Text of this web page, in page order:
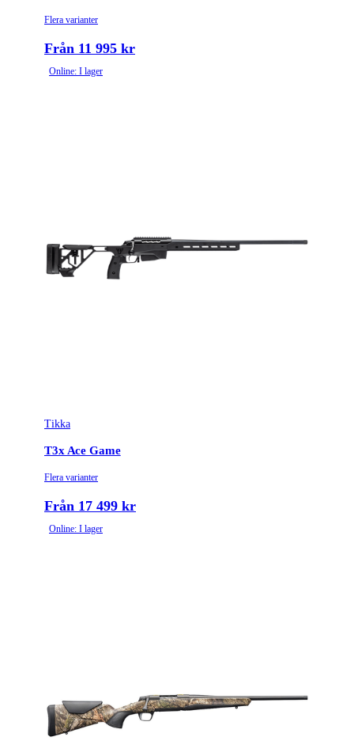
Flera varianter
Från 11 995 kr
Online: I lager
Tikka
T3x Ace Game
Flera varianter
Från 17 499 kr
Online: I lager